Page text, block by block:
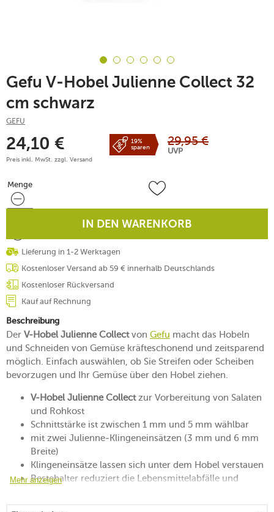
Gefu V-Hobel Julienne Collect 32
cm schwarz
GEFU
24,10 €
Preis inkl. MwSt. zzgl. Versand
19%
sparen
29,95 €
UVP
Menge
Menge
IN DEN WARENKORB
Lieferung in 1-2 Werktagen
Kostenloser Versand ab 59 € innerhalb Deutschlands
Kostenloser Rückversand
Kauf auf Rechnung
Beschreibung
Der V-Hobel Julienne Collectvon Gefu macht das Hobeln
und Schneiden von Gemüse kräfteschonend und zeitsparend
möglich. Einfach auswählen, ob Sie Streifen oder Scheiben
bevorzugen und Ihr Gemüse über den Hobel ziehen.
V-Hobel Julienne Collectzur Vorbereitung von Salaten
und Rohkost
Schnittstärke ist zwischen 1 mm und 5 mm wählbar
mit zwei Julienne-Klingeneinsätzen (3 mm und 6 mm
Breite)
Klingeneinsätze lassen sich unter dem Hobel verstauen
Restehalter reduziert die Lebensmittelabfälle und
Mehr anzeigen